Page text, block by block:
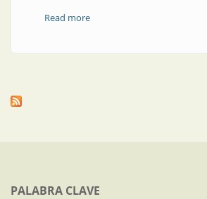
Read moreabout Luz roja contra la polio
PALABRA CLAVE